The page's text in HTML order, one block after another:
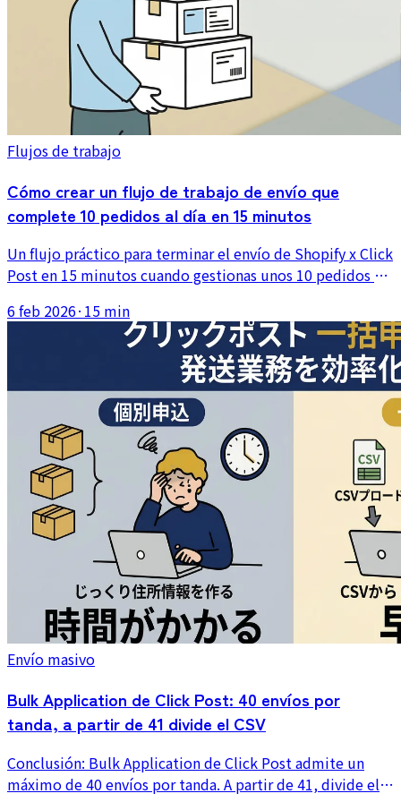
Flujos de trabajo
Cómo crear un flujo de trabajo de envío que
complete 10 pedidos al día en 15 minutos
Un flujo práctico para terminar el envío de Shopify x Click
Post en 15 minutos cuando gestionas unos 10 pedidos al
trabajo con eficiencia.
6 feb 2026· 15 min
Envío masivo
Bulk Application de Click Post: 40 envíos por
tanda, a partir de 41 divide el CSV
Conclusión: Bulk Application de Click Post admite un
máximo de 40 envíos por tanda. A partir de 41, divide el